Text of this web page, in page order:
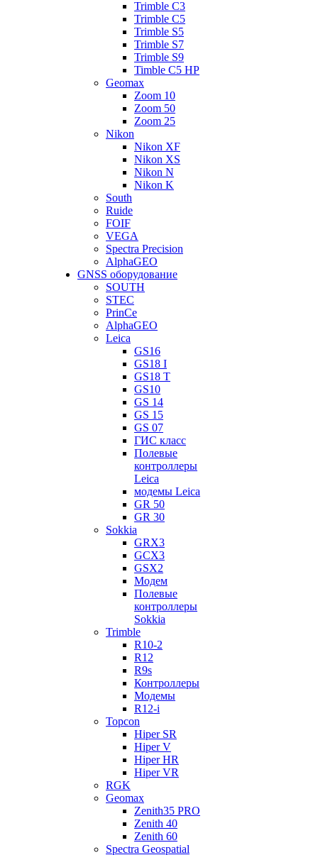
Trimble C3
Trimble C5
Trimble S5
Trimble S7
Trimble S9
Timble C5 HP
Geomax
Zoom 10
Zoom 50
Zoom 25
Nikon
Nikon XF
Nikon XS
Nikon N
Nikon K
South
Ruide
FOIF
VEGA
Spectra Precision
AlphaGEO
GNSS оборудование
SOUTH
STEC
PrinCe
AlphaGEO
Leica
GS16
GS18 I
GS18 T
GS10
GS 14
GS 15
GS 07
ГИС класс
Полевые
контроллеры
Leica
модемы Leica
GR 50
GR 30
Sokkia
GRX3
GCX3
GSX2
Модем
Полевые
контроллеры
Sokkia
Trimble
R10-2
R12
R9s
Контроллеры
Модемы
R12-i
Topcon
Hiper SR
Hiper V
Hiper HR
Hiper VR
RGK
Geomax
Zenith35 PRO
Zenith 40
Zenith 60
Spectra Geospatial